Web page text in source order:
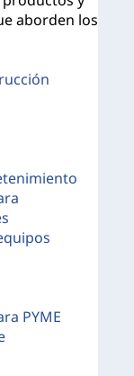
aborden los
PYME